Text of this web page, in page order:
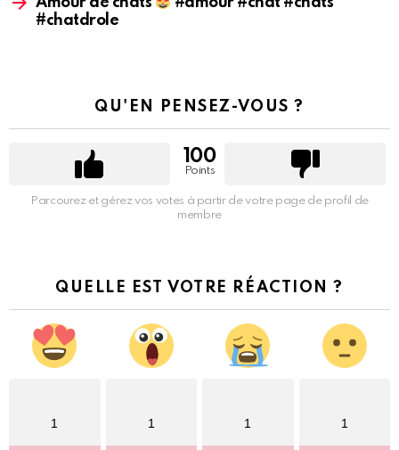
#chatdrole
QU'EN PENSEZ-VOUS ?
100
Points
Parcourez et gérez vos votes à partir de votre page de profil de
membre
QUELLE EST VOTRE RÉACTION ?
1 1 1 1